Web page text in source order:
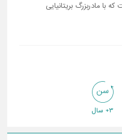
مادربزرگ بریتانیایی
3+ سال